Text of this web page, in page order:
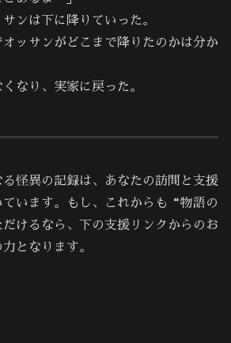
ンは下に降りていった。
ッサンがどこまで降りたのかは分か
なり、実家に戻った。
怪異の記録は、あなたの訪問と支援
ています。もし、これからも“物語の
けるなら、下の支援リンクからのお
となります。